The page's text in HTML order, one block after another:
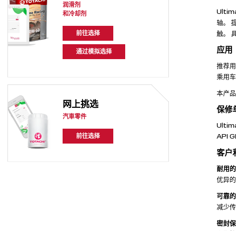
润滑剂
和冷却剂
前往选择
通过模拟选择
网上挑选
汽車零件
前往选择
轴。
触。
应用
推荐
乘用
本产
保修
API
客户
耐用
优异
可靠
减少
密封